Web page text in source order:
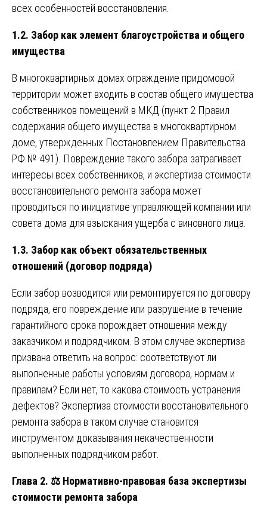
всех особенностей восстановления.
1.2. Забор как элемент благоустройства и общего
имущества
В многоквартирных домах ограждение придомовой
территории может входить в состав общего имущества
собственников помещений в МКД (пункт 2 Правил
содержания общего имущества в многоквартирном
доме, утвержденных Постановлением Правительства
РФ № 491). Повреждение такого забора затрагивает
интересы всех собственников, и экспертиза стоимости
восстановительного ремонта забора может
проводиться по инициативе управляющей компании или
совета дома для взыскания ущерба с виновного лица.
1.3. Забор как объект обязательственных
отношений (договор подряда)
Если забор возводится или ремонтируется по договору
подряда, его повреждение или разрушение в течение
гарантийного срока порождает отношения между
заказчиком и подрядчиком. В этом случае экспертиза
призвана ответить на вопрос: соответствуют ли
выполненные работы условиям договора, нормам и
правилам? Если нет, то какова стоимость устранения
дефектов? Экспертиза стоимости восстановительного
ремонта забора в таком случае становится
инструментом доказывания некачественности
выполненных подрядчиком работ.
Глава 2. ⚖️ Нормативно-правовая база экспертизы
стоимости ремонта забора